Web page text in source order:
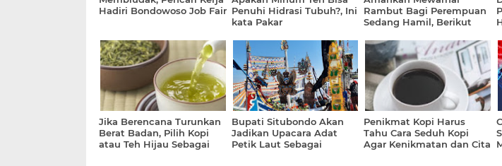
Hadiri Bondowoso Job Fair Penuhi Hidrasi Tubuh?, Ini
kata Pakar
Rambut Bagi Perempuan
Sedang Hamil, Berikut
Jika Berencana Turunkan
Berat Badan, Pilih Kopi
atau Teh Hijau Sebagai
Bupati Situbondo Akan
Jadikan Upacara Adat
Petik Laut Sebagai
Penikmat Kopi Harus
Tahu Cara Seduh Kopi
Agar Kenikmatan dan Cita